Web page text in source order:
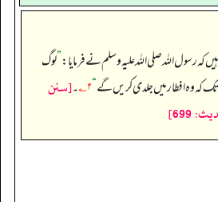
کہ رسول اللہ صلی اللہ علیہ وسلم نے فرمایا:”لوگ
کہ وہ افطار میں جلدی کریں گے“۲؎ ۔[سنن